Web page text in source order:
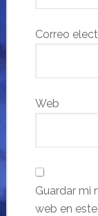
Correo
Web
Guardar mi
web en